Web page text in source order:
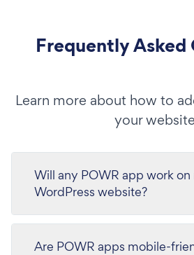
Frequently Asked
Learn more about how to
your
Will any POWR app work
WordPress website?
Are POWR apps mobile-